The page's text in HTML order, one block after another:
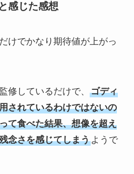
感じた感想
けでかなり期待値が上がっ
修しているだけで、 ゴディ
されているわけではないの
て食べた結果、想像を超え
念さを感じてしまうようで